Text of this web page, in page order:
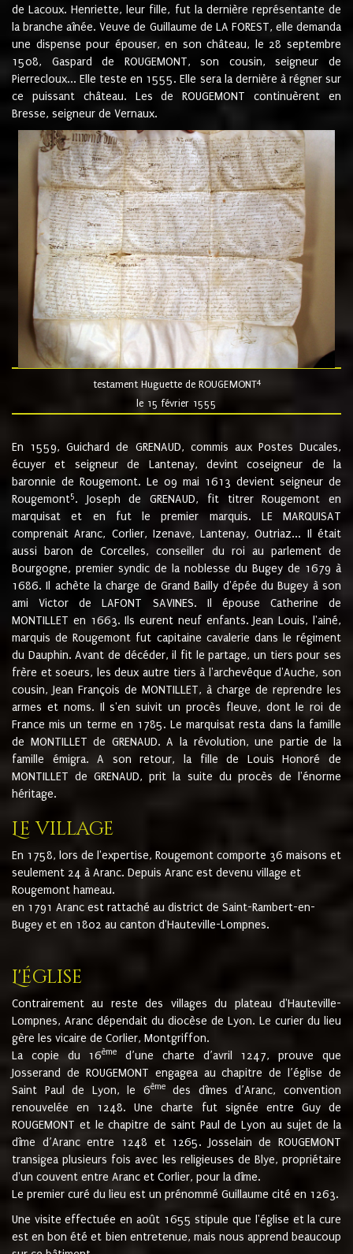
de Lacoux. Henriette, leur fille, fut la dernière représentante de
la branche aînée. Veuve de Guillaume de LA FOREST, elle demanda
une dispense pour épouser, en son château, le 28 septembre
1508, Gaspard de ROUGEMONT, son cousin, seigneur de
Pierrecloux... Elle teste en 1555. Elle sera la dernière à régner sur
ce puissant château. Les de ROUGEMONT continuèrent en
Bresse, seigneur de Vernaux.
testament Huguette de ROUGEMONT4
le 15 février 1555
En 1559, Guichard de GRENAUD, commis aux Postes Ducales,
écuyer et seigneur de Lantenay, devint coseigneur de la
baronnie de Rougemont. Le 09 mai 1613 devient seigneur de
Rougemont5. Joseph de GRENAUD, fit titrer Rougemont en
marquisat et en fut le premier marquis. LE MARQUISAT
comprenait Aranc, Corlier, Izenave, Lantenay, Outriaz... Il était
aussi baron de Corcelles, conseiller du roi au parlement de
Bourgogne, premier syndic de la noblesse du Bugey de 1679 à
1686. Il achète la charge de Grand Bailly d'épée du Bugey à son
ami Victor de LAFONT SAVINES. Il épouse Catherine de
MONTILLET en 1663. Ils eurent neuf enfants. Jean Louis, l'ainé,
marquis de Rougemont fut capitaine cavalerie dans le régiment
du Dauphin. Avant de décéder, il fit le partage, un tiers pour ses
frère et soeurs, les deux autre tiers à l'archevêque d'Auche, son
cousin, Jean François de MONTILLET, à charge de reprendre les
armes et noms. Il s'en suivit un procès fleuve, dont le roi de
France mis un terme en 1785. Le marquisat resta dans la famille
de MONTILLET de GRENAUD. A la révolution, une partie de la
famille émigra. A son retour, la fille de Louis Honoré de
MONTILLET de GRENAUD, prit la suite du procès de l'énorme
héritage.
Le village
En 1758, lors de l'expertise, Rougemont comporte 36 maisons et
seulement 24 à Aranc. Depuis Aranc est devenu village et
Rougemont hameau.
en 1791 Aranc est rattaché au district de Saint-Rambert-en-
Bugey et en 1802 au canton d'Hauteville-Lompnes.
L'église
Contrairement au reste des villages du plateau d'Hauteville-
Lompnes, Aranc dépendait du diocèse de Lyon. Le curier du lieu
gère les vicaire de Corlier, Montgriffon.
La copie du 16ème
d’une charte d’avril 1247, prouve que
Josserand de ROUGEMONT engagea au chapitre de l’église de
Saint Paul de Lyon, le 6èmedes dîmes d’Aranc, convention
renouvelée en 1248. Une charte fut signée entre Guy de
ROUGEMONT et le chapitre de saint Paul de Lyon au sujet de la
dîme d’Aranc entre 1248 et 1265. Josselain de ROUGEMONT
transigea plusieurs fois avec les religieuses de Blye, propriétaire
d'un couvent entre Aranc et Corlier, pour la dîme.
Le premier curé du lieu est un prénommé Guillaume cité en 1263.
Une visite effectuée en août 1655 stipule que l'église et la cure
est en bon été et bien entretenue, mais nous apprend beaucoup